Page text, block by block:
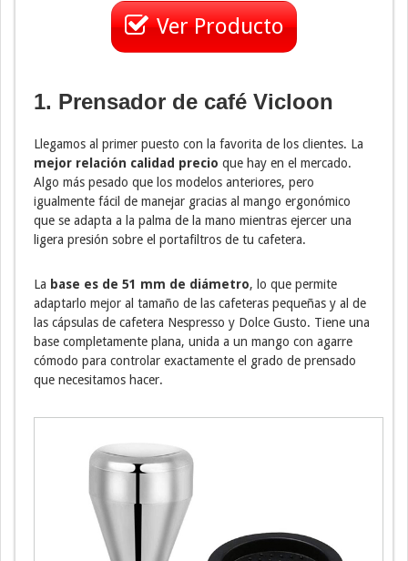
Ver Producto
1. Prensador de café Vicloon
Llegamos al primer puesto con la favorita de los clientes. La
mejor relación calidad precio que hay en el mercado.
Algo más pesado que los modelos anteriores, pero
igualmente fácil de manejar gracias al mango ergonómico
que se adapta a la palma de la mano mientras ejercer una
ligera presión sobre el portafiltros de tu cafetera.
La base es de 51 mm de diámetro, lo que permite
adaptarlo mejor al tamaño de las cafeteras pequeñas y al de
las cápsulas de cafetera Nespresso y Dolce Gusto. Tiene una
base completamente plana, unida a un mango con agarre
cómodo para controlar exactamente el grado de prensado
que necesitamos hacer.